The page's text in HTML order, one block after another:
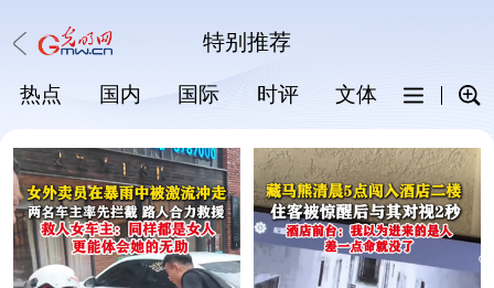
特别推荐
热点 国内 国际 时评 文体 科普